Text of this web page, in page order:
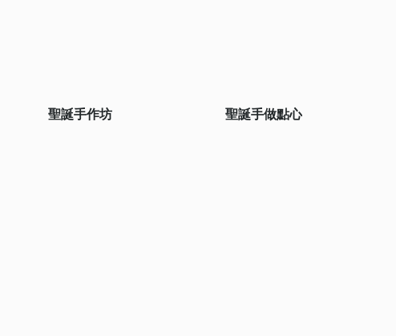
聖誕手作坊 聖誕手做點心